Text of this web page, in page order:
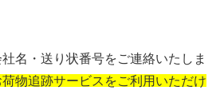
名・送り状番号をご連絡いたしま
物追跡サービスをご利用いただけ